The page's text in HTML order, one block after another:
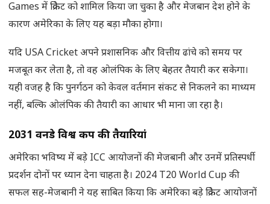
Games में क्रिकेट को शामिल किया जा चुका है और मेजबान देश होने के
कारण अमेरिका के लिए यह बड़ा मौका होगा।
यदि USA Cricket अपने प्रशासनिक और वित्तीय ढांचे को समय पर
मजबूत कर लेता है, तो वह ओलंपिक के लिए बेहतर तैयारी कर सकेगा।
यही वजह है कि पुनर्गठन को केवल वर्तमान संकट से निकलने का माध्यम
नहीं, बल्कि ओलंपिक की तैयारी का आधार भी माना जा रहा है।
2031 वनडे विश्व कप की तैयारियां
अमेरिका भविष्य में बड़े ICC आयोजनों की मेजबानी और उनमें प्रतिस्पर्धी
प्रदर्शन दोनों पर ध्यान देना चाहता है। 2024 T20 World Cup की
सफल सह-मेजबानी ने यह साबित किया कि अमेरिका बड़े क्रिकेट आयोजनों